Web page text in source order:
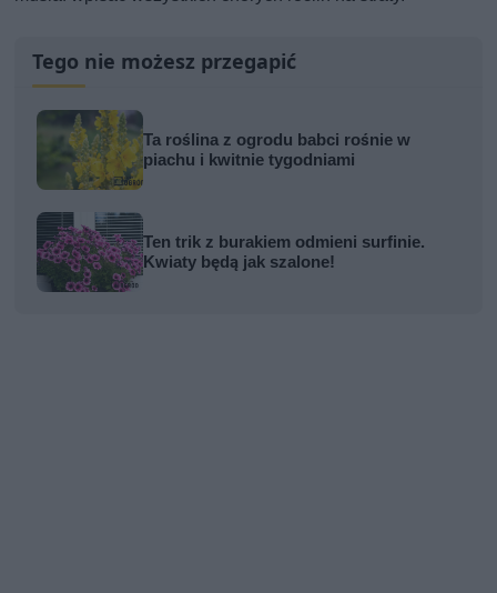
Tego nie możesz przegapić
Ta roślina z ogrodu babci rośnie w
piachu i kwitnie tygodniami
Ten trik z burakiem odmieni surfinie.
Kwiaty będą jak szalone!